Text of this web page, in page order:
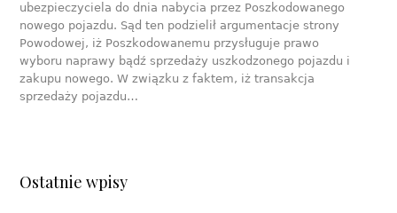
ubezpieczyciela do dnia nabycia przez Poszkodowanego
nowego pojazdu. Sąd ten podzielił argumentacje strony
Powodowej, iż Poszkodowanemu przysługuje prawo
wyboru naprawy bądź sprzedaży uszkodzonego pojazdu i
zakupu nowego. W związku z faktem, iż transakcja
sprzedaży pojazdu…
Ostatnie wpisy